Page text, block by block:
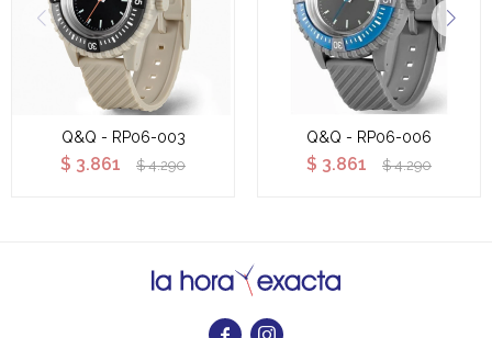
Q&Q - RP06-003
$ 3.861 $ 4.290
Q&Q - RP06-006
$ 3.861 $ 4.290